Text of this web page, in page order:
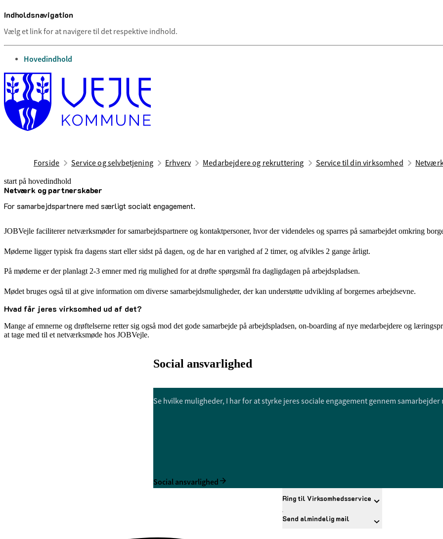
Indholdsnavigation
Vælg et link for at navigere til det respektive indhold.
gå til
Hovedindhold
Forside Service og selvbetjening Erhverv Medarbejdere og rekruttering Service til din virksomhed
start på hovedindhold
Netværk og partnerskaber
For samarbejdspartnere med særligt socialt engagement.
senest opdateret 1. februar 2026
JOBVejle faciliterer netværksmøder for samarbejdspartnere og kontaktpersoner, hvor der videndeles og sparres på samarbejdet omkring
Møderne ligger typisk fra dagens start eller sidst på dagen, og de har en varighed af 2 timer, og afvikles 2 gange årligt.
På møderne er der planlagt 2-3 emner med rig mulighed for at drøfte spørgsmål fra dagligdagen på arbejdspladsen.
Mødet bruges også til at give information om diverse samarbejdsmuligheder, der kan understøtte udvikling af borgernes arbejdsevne.
Hvad får jeres virksomhed ud af det?
Mange af emnerne og drøftelserne retter sig også mod det gode samarbejde på arbejdspladsen, on-boarding af nye medarbejdere og
at tage med til et netværksmøde hos JOBVejle.
Social ansvarlighed
Se hvilke muligheder, I har for at styrke jeres sociale engagement gennem samarbejder
Social ansvarlighed
Ring til Virksomhedsservice
Send almindelig mail